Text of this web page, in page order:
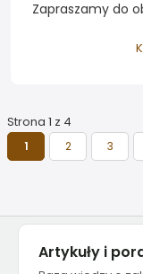
Zapraszamy do
pomysłu
Strona 1 z 4
1 2 3
Artykuły i